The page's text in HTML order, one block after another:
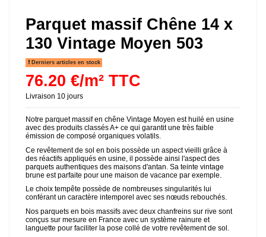
Parquet massif Chêne 14 x
130 Vintage Moyen 503
Derniers articles en stock
76.20 €/m² TTC
Livraison 10 jours
Notre parquet massif en chêne Vintage Moyen est huilé en usine
avec des produits classés A+ ce qui garantit une très faible
émission de composé organiques volatils.
Ce revêtement de sol en bois possède un aspect vieilli grâce à
des réactifs appliqués en usine, il possède ainsi l'aspect des
parquets authentiques des maisons d'antan. Sa teinte vintage
brune est parfaite pour une maison de vacance par exemple.
Le choix tempête possède de nombreuses singularités lui
conférant un caractère intemporel avec ses nœuds rebouchés.
Nos parquets en bois massifs avec deux chanfreins sur rive sont
conçus sur mesure en France avec un système rainure et
languette pour faciliter la pose collé de votre revêtement de sol.